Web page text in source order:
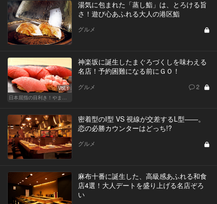
湯気に包まれた「蒸し鮨」は、とろける旨
さ！遊び心あふれる大人の港区鮨
グルメ
Vol.1
神楽坂に誕生したまぐろづくしを味わえる
名店！予約困難になる前にＧＯ！
グルメ 2
密着型のI型 VS 視線が交差するL型――。
恋の必勝カウンターはどっち!?
グルメ
麻布十番に誕生した、高級感あふれる和食
店4選！大人デートを盛り上げる名店ぞろ
い